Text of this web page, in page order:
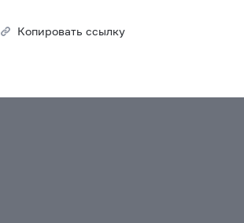
Копировать ссылку